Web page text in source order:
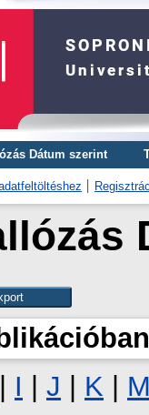
Dátum szerint
I J K